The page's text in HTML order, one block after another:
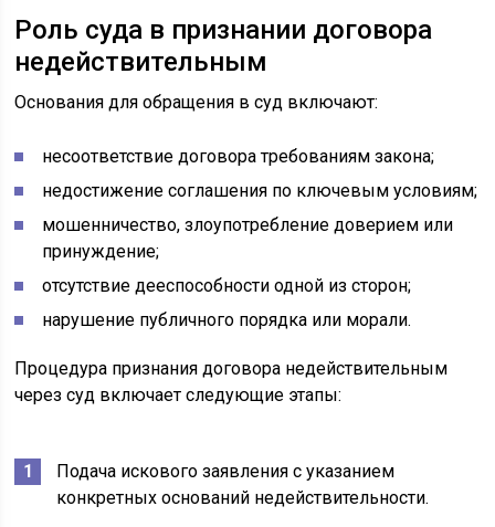
Роль суда в признании договора
недействительным
Основания для обращения в суд включают:
несоответствие договора требованиям закона;
недостижение соглашения по ключевым условиям;
мошенничество, злоупотребление доверием или
принуждение;
отсутствие дееспособности одной из сторон;
нарушение публичного порядка или морали.
Процедура признания договора недействительным
через суд включает следующие этапы:
Подача искового заявления с указанием
конкретных оснований недействительности.